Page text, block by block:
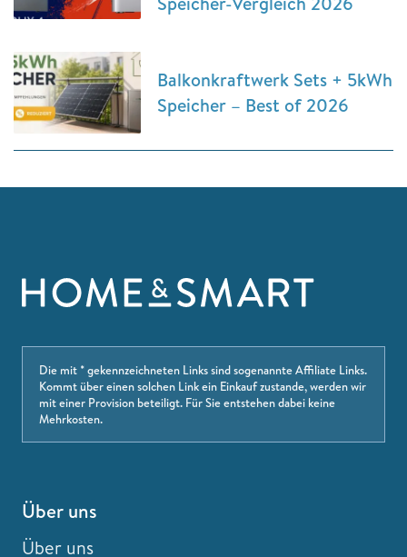
Balkonkraftwerk Sets + 5kWh
Speicher – Best of 2026
Die mit * gekennzeichneten Links sind sogenannte Affiliate Links.
Kommt über einen solchen Link ein Einkauf zustande, werden wir
mit einer Provision beteiligt. Für Sie entstehen dabei keine
Mehrkosten.
Über uns
Über uns